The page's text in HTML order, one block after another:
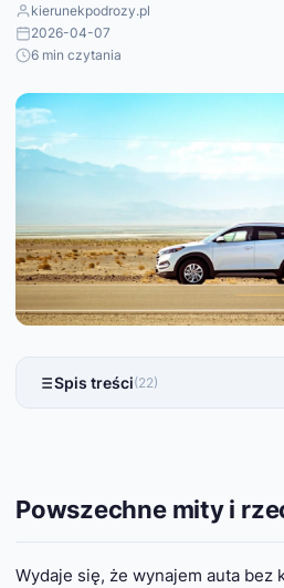
kierunekpodrozy.pl
2026-04-07
6 min czytania
Spis treści(22)
Powszechne mity i
Wydaje się, że wynajem auta